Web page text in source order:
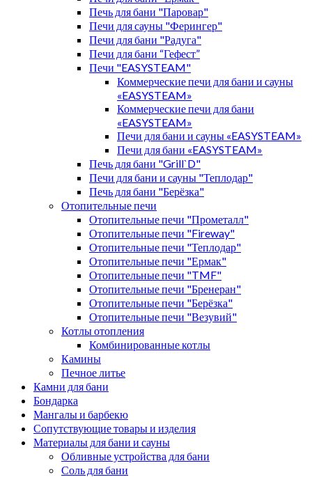
Печь для бани "Паровар"
Печи для сауны "Ферингер"
Печи для бани "Радуга"
Печи для бани “Гефест”
Печи "EASYSTEAM"
Коммерческие печи для бани и сауны
«EASYSTEAM»
Коммерческие печи для бани
«EASYSTEAM»
Печи для бани и сауны «EASYSTEAM»
Печи для бани «EASYSTEAM»
Печь для бани "Grill`D"
Печи для бани и сауны "Теплодар"
Печь для бани "Берёзка"
Отопительные печи
Отопительные печи "Прометалл"
Отопительные печи "Fireway"
Отопительные печи "Теплодар"
Отопительные печи "Ермак"
Отопительные печи "TMF"
Отопительные печи "Бренеран"
Отопительные печи "Берёзка"
Отопительные печи "Везувий"
Котлы отопления
Комбинированные котлы
Камины
Печное литье
Камни для бани
Бондарка
Мангалы и барбекю
Сопутствующие товары и изделия
Материалы для бани и сауны
Обливные устройства для бани
Соль для бани